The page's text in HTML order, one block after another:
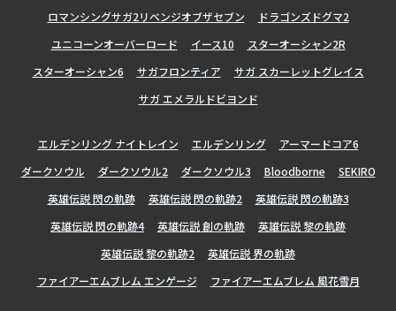
ロマンシングサガ2リベンジオブザセブン
ドラゴンズドグマ2
ユニコーンオーバーロード
イース10
スターオーシャン2R
スターオーシャン6
サガフロンティア
サガ スカーレットグレイス
サガ エメラルドビヨンド
エルデンリング ナイトレイン エルデンリング
アーマードコア6
ダークソウル
ダークソウル2 ダークソウル3 Bloodborne
SEKIRO
英雄伝説 閃の軌跡
英雄伝説 閃の軌跡2
英雄伝説 閃の軌跡3
英雄伝説 閃の軌跡4
英雄伝説 創の軌跡
英雄伝説 黎の軌跡
英雄伝説 黎の軌跡2
英雄伝説 界の軌跡
ファイアーエムブレム エンゲージ
ファイアーエムブレム 風花雪月